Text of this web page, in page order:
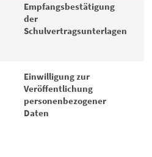
Empfangsbestätigung
der
Schulvertragsunterlagen
Einwilligung zur
Veröffentlichung
personenbezogener
Daten